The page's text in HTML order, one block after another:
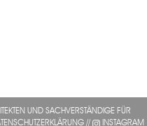
UND SACHVERSTÄNDIGE FÜR
// INSTAGRAM